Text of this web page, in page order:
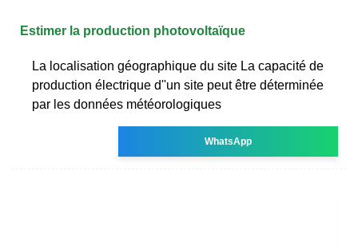
Estimer la production photovoltaïque
La localisation géographique du site La capacité de
production électrique d''un site peut être déterminée
par les données météorologiques
WhatsApp